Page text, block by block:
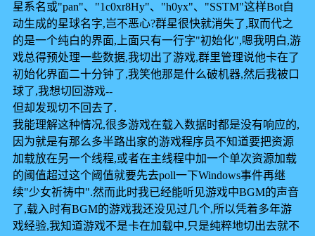
星系名或"pan"、"1c0xr8Hy"、"h0yx"、"SSTM"这样Bot自
动生成的星球名字,岂不恶心?群星很快就消失了,取而代之
的是一个纯白的界面,上面只有一行字"初始化",嗯我明白,游
戏总得预处理一些数据,我切出了游戏,群里管理说他卡在了
初始化界面二十分钟了,我笑他那是什么破机器,然后我被口
球了,我想切回游戏--
但却发现切不回去了.
我能理解这种情况,很多游戏在载入数据时都是没有响应的,
因为就是有那么多半路出家的游戏程序员不知道要把资源
加载放在另一个线程,或者在主线程中加一个单次资源加载
的阈值超过这个阈值就要先去poll一下Windows事件再继
续"少女祈祷中".然而此时我已经能听见游戏中BGM的声音
了,载入时有BGM的游戏我还没见过几个,所以凭着多年游
戏经验,我知道游戏不是卡在加载中,只是纯粹地切出去就不